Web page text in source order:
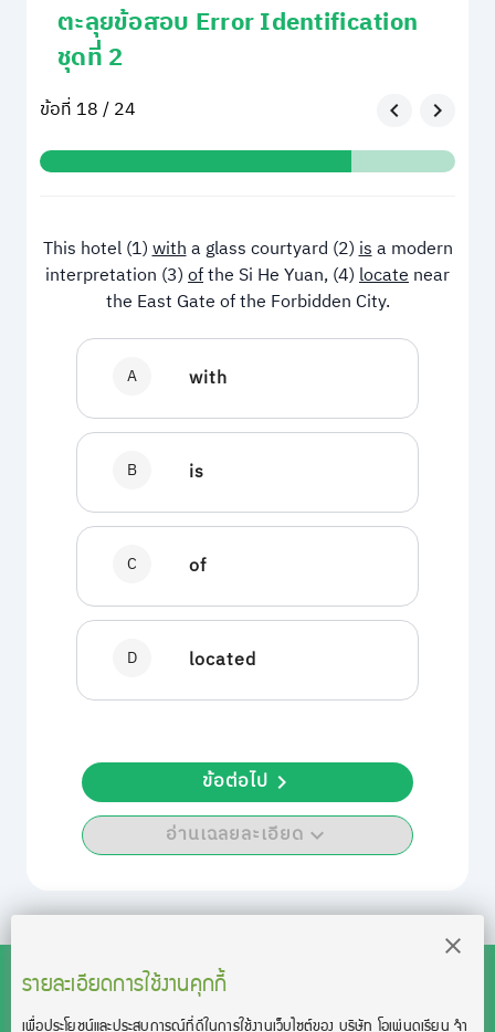
ตะลุยข้อสอบ Error Identification
ชุดที่ 2
ข้อที่ 18 / 24
This hotel (1)witha glass courtyard (2)isa modern
interpretation (3)ofthe Si He Yuan, (4)locatenear
the East Gate of the Forbidden City.
A with
B is
C of
D located
อ่านเฉลยละเอียด
ข้อต่อไป
รายละเอียดการใช้งานคุกกี้
เพื่อประโยชน์และประสบการณ์ที่ดีในการใช้งานเว็บไซต์ของ บริษัท โอเพ่นดูเรียน จํา